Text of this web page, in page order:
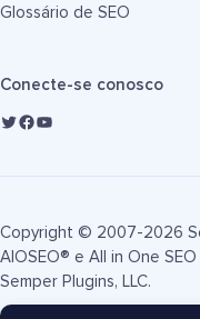
Glossário de SEO
Conecte-se conosco
Copyright © 2007-2026
AIOSEO® e All in One
Semper Plugins, LLC.